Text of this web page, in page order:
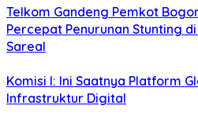
Telkom Gandeng Pemkot
Percepat Penurunan Stunting
Sareal
Komisi I: Ini Saatnya Platform
Infrastruktur Digital